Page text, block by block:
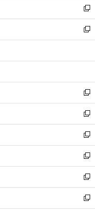
く
ド
ウ
で
開
ィ
ン
ド
ウ
開
い
ウ
ィ
ン
ウ
開
く
新
し
い
ウ
ン
ウ
で
開
く
新
し
ウ
ン
ド
ウ
で
開
く
新
し
い
ウ
ィ
ン
ド
ウ
で
開
く
新
し
い
ウ
ィ
ン
ド
ウ
で
開
新
し
い
ウ
ィ
ン
ド
ウ
新
し
い
ウ
ィ
ン
新
し
い
ウ
新
し